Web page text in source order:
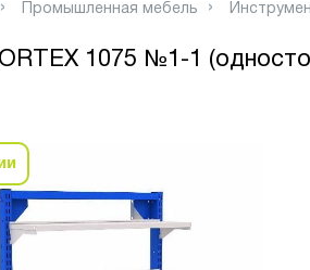
Промышленная мебель
1075 №1-1